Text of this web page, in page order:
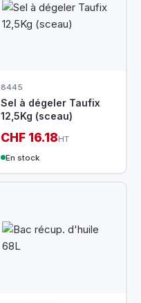
8445
Sel à dégeler Taufix
12,5Kg (sceau)
CHF 16.18HT
En stock